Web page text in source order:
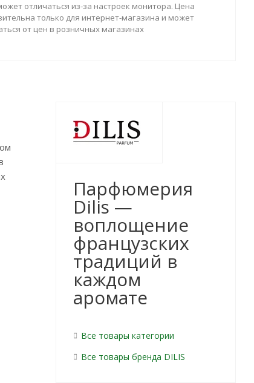
отличаться из-за настроек монитора. Цена
только для интернет-магазина и может
от цен в розничных магазинах
Парфюмерия
Dilis —
воплощение
французских
традиций в
каждом
аромате
Все товары категории
Все товары бренда DILIS